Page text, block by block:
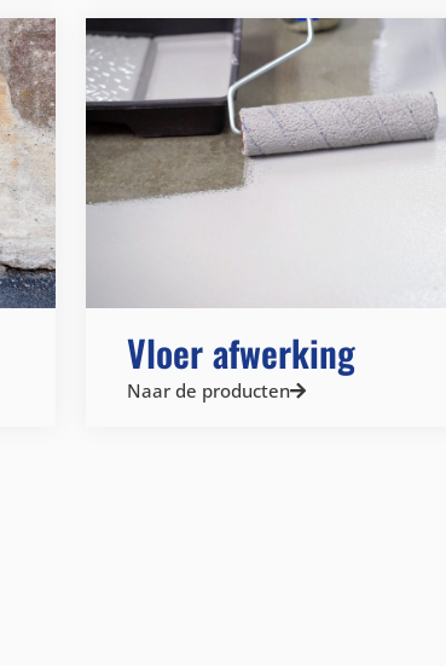
Vloer afwerking
Naar de producten